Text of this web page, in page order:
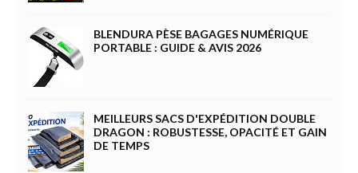
BLENDURA PÈSE BAGAGES NUMÉRIQUE
PORTABLE : GUIDE & AVIS 2026
MEILLEURS SACS D'EXPÉDITION DOUBLE
DRAGON : ROBUSTESSE, OPACITÉ ET GAIN
DE TEMPS